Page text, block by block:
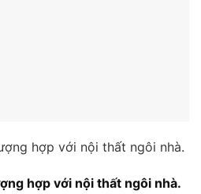
hợp với nội thất ngôi nhà.
hợp với nội thất ngôi nhà.